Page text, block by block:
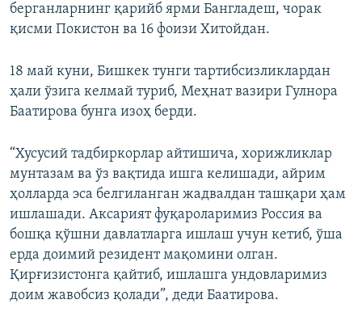
берганларнинг қарийб ярми Бангладеш, чорак
қисми Покистон ва 16 фоизи Хитойдан.
18 май куни, Бишкек тунги тартибсизликлардан
ҳали ўзига келмай туриб, Меҳнат вазири Гулнора
Баатирова бунга изоҳ берди.
“Хусусий тадбиркорлар айтишича, хорижликлар
мунтазам ва ўз вақтида ишга келишади, айрим
ҳолларда эса белгиланган жадвалдан ташқари ҳам
ишлашади. Аксарият фуқароларимиз Россия ва
бошқа қўшни давлатларга ишлаш учун кетиб, ўша
ерда доимий резидент мақомини олган.
Қирғизистонга қайтиб, ишлашга ундовларимиз
доим жавобсиз қолади”, деди Баатирова.